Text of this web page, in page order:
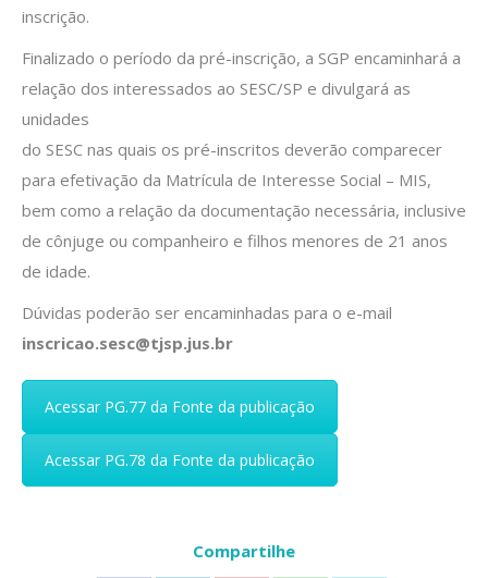
inscrição.
Finalizado o período da pré-inscrição, a SGP encaminhará a
relação dos interessados ao SESC/SP e divulgará as
unidades
do SESC nas quais os pré-inscritos deverão comparecer
para efetivação da Matrícula de Interesse Social – MIS,
bem como a relação da documentação necessária, inclusive
de cônjuge ou companheiro e filhos menores de 21 anos
de idade.
Dúvidas poderão ser encaminhadas para o e-mail
inscricao.sesc@tjsp.jus.br
Acessar PG.77 da Fonte da publicação
Acessar PG.78 da Fonte da publicação
Compartilhe